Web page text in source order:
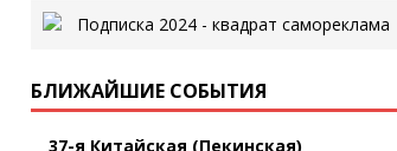
БЛИЖАЙШИЕ СОБЫТИЯ
37-я Китайская (Пекинская)